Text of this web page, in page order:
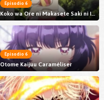
Episodio 6
Koko wa Ore ni Makasete Saki ni Ike to Itte kara 10-nen ga Tattara Densetsu ni Natteita.
Episodio 6
Otome Kaijuu Caraméliser